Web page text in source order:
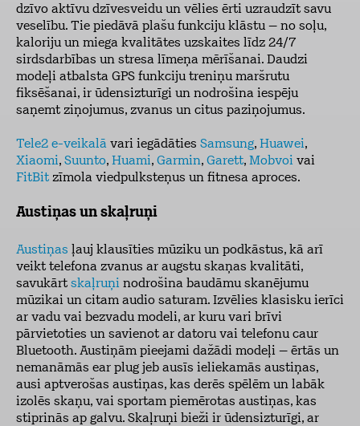
dzīvo aktīvu dzīvesveidu un vēlies ērti uzraudzīt savu
veselību. Tie piedāvā plašu funkciju klāstu – no soļu,
kaloriju un miega kvalitātes uzskaites līdz 24/7
sirdsdarbības un stresa līmeņa mērīšanai. Daudzi
modeļi atbalsta GPS funkciju treniņu maršrutu
fiksēšanai, ir ūdensizturīgi un nodrošina iespēju
saņemt ziņojumus, zvanus un citus paziņojumus.
Tele2 e-veikalā vari iegādāties Samsung, Huawei,
Xiaomi, Suunto, Huami, Garmin, Garett, Mobvoi vai
FitBit zīmola viedpulksteņus un fitnesa aproces.
Austiņas un skaļruņi
Austiņas ļauj klausīties mūziku un podkāstus, kā arī
veikt telefona zvanus ar augstu skaņas kvalitāti,
savukārt skaļruņi nodrošina baudāmu skanējumu
mūzikai un citam audio saturam. Izvēlies klasisku ierīci
ar vadu vai bezvadu modeli, ar kuru vari brīvi
pārvietoties un savienot ar datoru vai telefonu caur
Bluetooth. Austiņām pieejami dažādi modeļi – ērtās un
nemanāmās ear plug jeb ausīs ieliekamās austiņas,
ausi aptverošas austiņas, kas derēs spēlēm un labāk
izolēs skaņu, vai sportam piemērotas austiņas, kas
stiprinās ap galvu. Skaļruņi bieži ir ūdensizturīgi, ar